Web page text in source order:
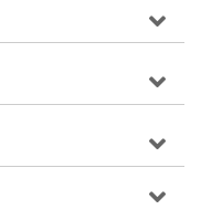
音？霍洛維茲是
樂節是癡肥臃腫
上演些二流劇